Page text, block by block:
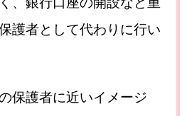
護者として代わりに行い
保護者に近いイメージ